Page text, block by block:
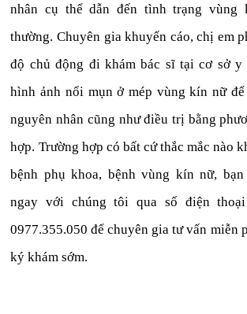
nhân cụ thể dẫn đến tình trạng vùng
thường. Chuyên gia khuyến cáo, chị em
độ chủ động đi khám bác sĩ tại cơ sở
hình ảnh nổi mụn ở mép vùng kín nữ
nguyên nhân cũng như điều trị bằng
hợp. Trường hợp có bất cứ thắc mắc nào
bệnh phụ khoa, bệnh vùng kín nữ,
ngay với chúng tôi qua số điện thoại
0977.355.050 để chuyên gia tư vấn miễn
ký khám sớm.